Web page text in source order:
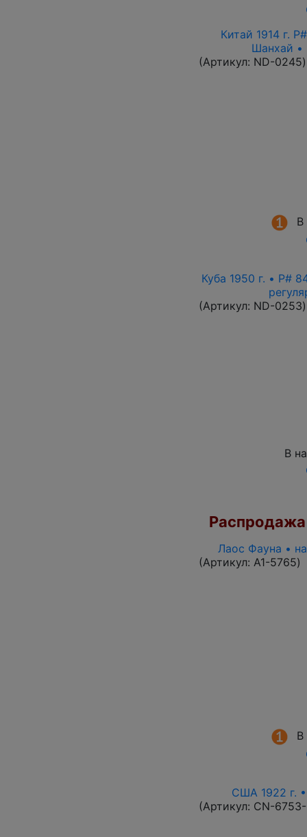
Китай 1914 г.
Шанхай •
(Артикул: ND-0245)
В
Куба 1950 г. • P#
(Артикул: ND-0253)
В
Распродажа
Лаос Фауна •
(Артикул: A1-5765)
В
США 1922 г.
(Артикул: CN-